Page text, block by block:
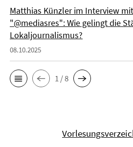
Matthias Künzler im Interview
"@mediasres": Wie gelingt die
Lokaljournalismus?
08.10.2025
1 / 8